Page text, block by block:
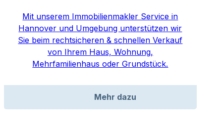
Mit unserem Immobilienmakler Service in
Hannover und Umgebung unterstützen wir
Sie beim rechtsicheren & schnellen Verkauf
von Ihrem Haus, Wohnung,
Mehrfamilienhaus oder Grundstück.
Mehr dazu